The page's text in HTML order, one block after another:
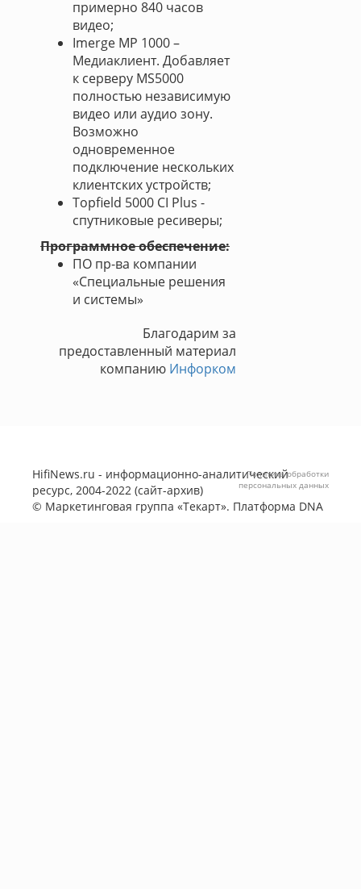
примерно 840 часов
видео;
Imerge MP 1000 –
Медиаклиент. Добавляет
к серверу MS5000
полностью независимую
видео или аудио зону.
Возможно
одновременное
подключение нескольких
клиентских устройств;
Topfield 5000 CI Plus -
спутниковые ресиверы;
Программное обеспечение:
ПО пр-ва компании
«Специальные решения
и системы»
Благодарим за
предоставленный материал
компанию Инфорком
HifiNews.ru - информационно-аналитический
ресурс, 2004-2022 (сайт-архив)
© Маркетинговая группа «Текарт». Платформа DNA
Политика обработки
персональных данных